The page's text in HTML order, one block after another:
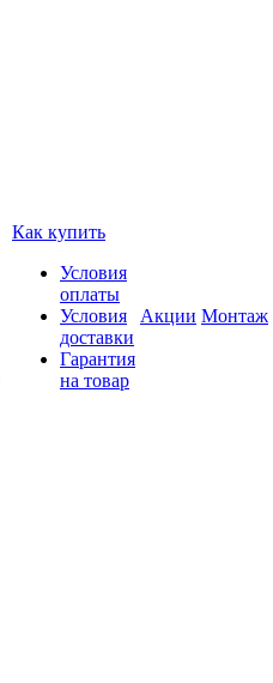
Как купить
Условия
оплаты
Условия
доставки
Гарантия
на товар
Акции Монтаж